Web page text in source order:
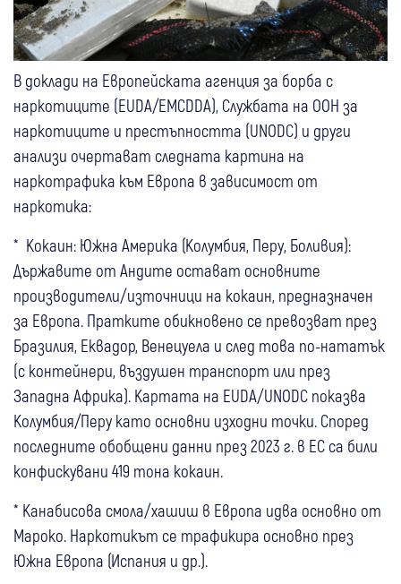
В доклади на Европейската агенция за борба с
наркотиците (EUDA/EMCDDA), Службата на ООН за
наркотиците и престъпността (UNODC) и други
анализи очертават следната картина на
наркотрафика към Европа в зависимост от
наркотика:
* Кокаин: Южна Америка (Колумбия, Перу, Боливия):
Държавите от Андите остават основните
производители/източници на кокаин, предназначен
за Европа. Пратките обикновено се превозват през
Бразилия, Еквадор, Венецуела и след това по-нататък
(с контейнери, въздушен транспорт или през
Западна Африка). Картата на EUDA/UNODC показва
Колумбия/Перу като основни изходни точки. Според
последните обобщени данни през 2023 г. в ЕС са били
конфискувани 419 тона кокаин.
* Канабисова смола/хашиш в Европа идва основно от
Мароко. Наркотикът се трафикира основно през
Южна Европа (Испания и др.).